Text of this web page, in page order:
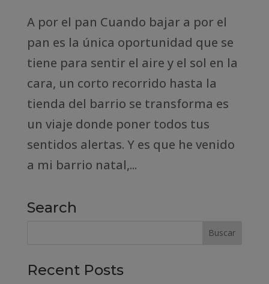
A por el pan Cuando bajar a por el
pan es la única oportunidad que se
tiene para sentir el aire y el sol en la
cara, un corto recorrido hasta la
tienda del barrio se transforma es
un viaje donde poner todos tus
sentidos alertas. Y es que he venido
a mi barrio natal,...
Search
Recent Posts